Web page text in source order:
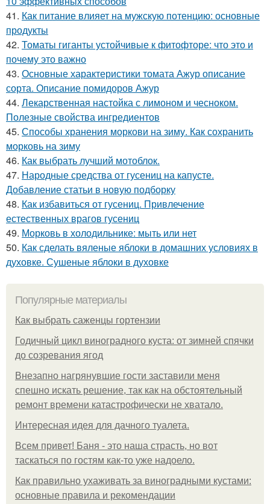
41. Как питание влияет на мужскую потенцию: основные
продукты
42. Томаты гиганты устойчивые к фитофторе: что это и
почему это важно
43. Основные характеристики томата Ажур описание
сорта. Описание помидоров Ажур
44. Лекарственная настойка с лимоном и чесноком.
Полезные свойства ингредиентов
45. Способы хранения моркови на зиму. Как сохранить
морковь на зиму
46. Как выбрать лучший мотоблок.
47. Народные средства от гусениц на капусте.
Добавление статьи в новую подборку
48. Как избавиться от гусениц. Привлечение
естественных врагов гусениц
49. Морковь в холодильнике: мыть или нет
50. Как сделать вяленые яблоки в домашних условиях в
духовке. Сушеные яблоки в духовке
Популярные материалы
Как выбрать саженцы гортензии
Годичный цикл виноградного куста: от зимней спячки
до созревания ягод
Внезапно нагрянувшие гости заставили меня
спешно искать решение, так как на обстоятельный
ремонт времени катастрофически не хватало.
Интересная идея для дачного туалета.
Всем привет! Баня - это наша страсть, но вот
таскаться по гостям как-то уже надоело.
Как правильно ухаживать за виноградными кустами:
основные правила и рекомендации